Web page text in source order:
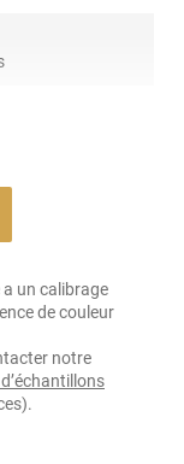
repositionnable
un calibrage
de couleur
notre